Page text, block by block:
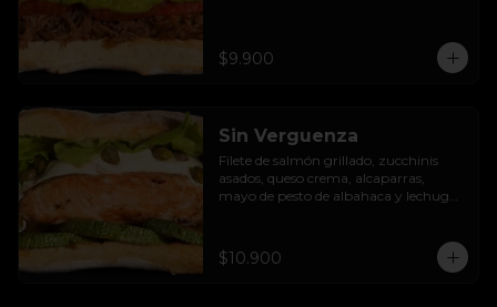
$9.900
Sin Verguenza
Filete de salmón grillado, zucchinis
asados, queso crema, alcaparras,
mayo de pesto de albahaca y lechuga
$10.900